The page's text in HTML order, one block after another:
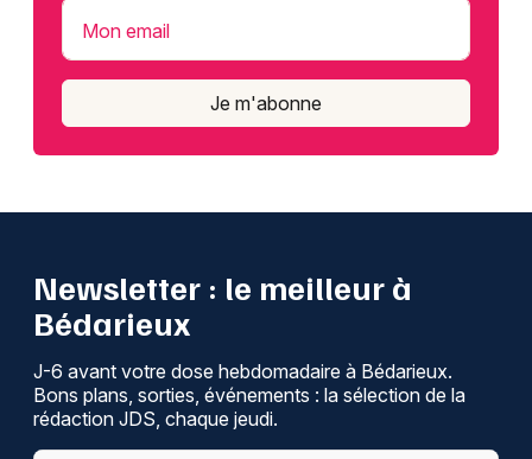
Mon email
Je m'abonne
Newsletter : le meilleur à
Bédarieux
J-6 avant votre dose hebdomadaire à Bédarieux.
Bons plans, sorties, événements : la sélection de la
rédaction JDS, chaque jeudi.